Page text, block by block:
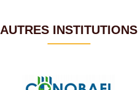
AUTRES INSTITUTIONS